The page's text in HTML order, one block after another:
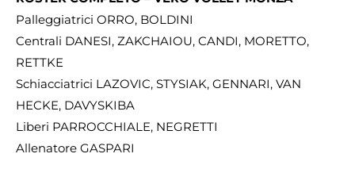
Palleggiatrici ORRO, BOLDINI
Centrali DANESI, ZAKCHAIOU, CANDI, MORETTO,
RETTKE
Schiacciatrici LAZOVIC, STYSIAK, GENNARI, VAN
HECKE, DAVYSKIBA
Liberi PARROCCHIALE, NEGRETTI
Allenatore GASPARI